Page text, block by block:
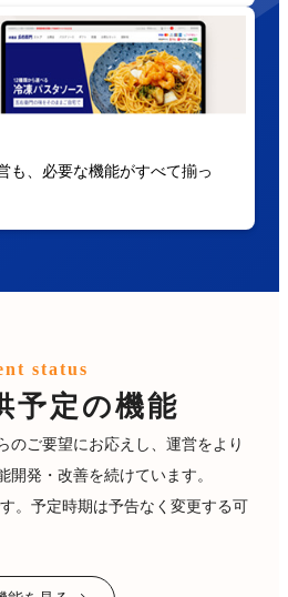
も、必要な機能がすべて揃っ
status
予定の機能
のご要望にお応えし、運営をより
開発・改善を続けています。
。予定時期は予告なく変更する可